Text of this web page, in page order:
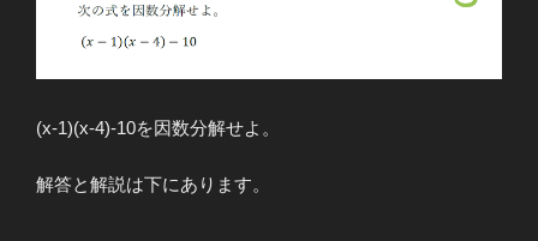
(x-1)(x-4)-10を因数分解せよ。
解答と解説は下にあります。